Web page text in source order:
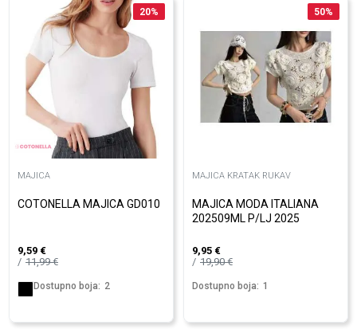
20%
MAJICA
COTONELLA MAJICA GD010
9,59 €
11,99€
Dostupno boja: 2
50%
MAJICA KRATAK RUKAV
MAJICA MODA ITALIANA
202509ML P/LJ 2025
9,95 €
19,90€
Dostupno boja: 1